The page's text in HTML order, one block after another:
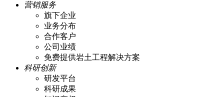
营销服务
旗下企业
业务分布
合作客户
公司业绩
免费提供岩土工程解决方案
科研创新
研发平台
科研成果